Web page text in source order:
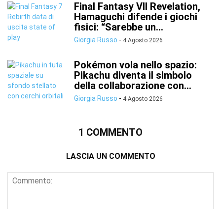
Final Fantasy VII Revelation,
Hamaguchi difende i giochi
fisici: “Sarebbe un...
Giorgia Russo - 4 Agosto 2026
Pokémon vola nello spazio:
Pikachu diventa il simbolo
della collaborazione con...
Giorgia Russo - 4 Agosto 2026
1 COMMENTO
LASCIA UN COMMENTO